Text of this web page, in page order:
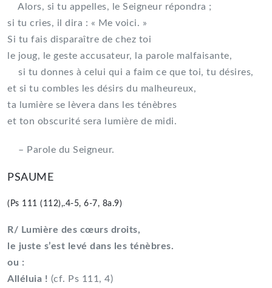
Alors, si tu appelles, le Seigneur répondra ;
si tu cries, il dira : « Me voici. »
Si tu fais disparaître de chez toi
le joug, le geste accusateur, la parole malfaisante,
si tu donnes à celui qui a faim ce que toi, tu désires,
et si tu combles les désirs du malheureux,
ta lumière se lèvera dans les ténèbres
et ton obscurité sera lumière de midi.
– Parole du Seigneur.
PSAUME
(Ps 111 (112),.4-5, 6-7, 8a.9)
R/ Lumière des cœurs droits,
le juste s’est levé dans les ténèbres.
ou :
Alléluia ! (cf. Ps 111, 4)